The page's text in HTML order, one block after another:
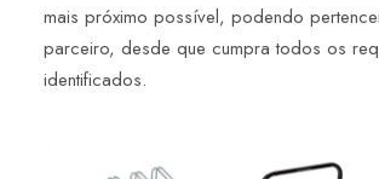
mais próximo possível, podendo
parceiro, desde que cumpra todos os
identificados.